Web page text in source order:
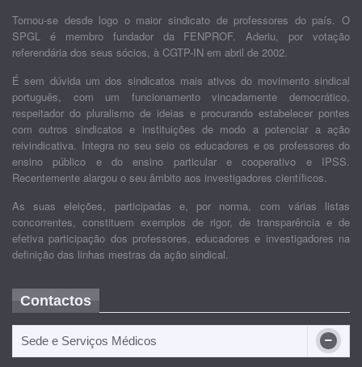
Tornou-se desde logo o maior sindicato de professores do país. O
SPGL é membro fundador da FENPROF. Aderiu, por votação
referendária dos seus sócios, à CGTP-IN em abril de 2002.
É sem dúvida um dos sindicatos mais ativos do movimento sindical
português, com um funcionamento vincadamente democrático,
respeitador do pluralismo de ideias e procurando estabelecer pontes
com outros sindicatos e instituições de modo a potenciar a ação
reivindicativa. Integra no seu seio os educadores e os professores do
ensino público e do ensino particular e cooperativo e IPSS.
Recentemente alargou o seu âmbito aos investigadores científicos.
As suas eleições, participadas e, por norma, com várias listas
concorrentes, constituem exemplos de rigor, de transparência e de
efetiva participação dos professores, educadores e investigadores na
definição das linhas mestras da ação sindical.
Contactos
Sede e Serviços Médicos